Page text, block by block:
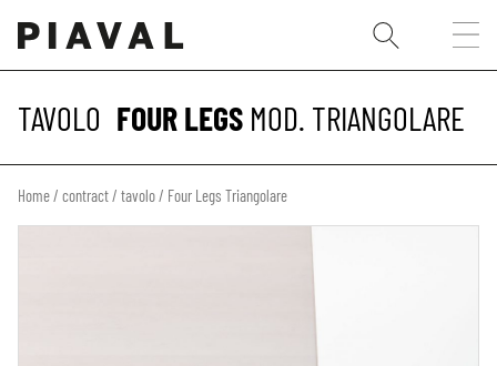
TAVOLO FOUR LEGS MOD. TRIANGOLARE
Home/ contract/ tavolo/ Four Legs Triangolare